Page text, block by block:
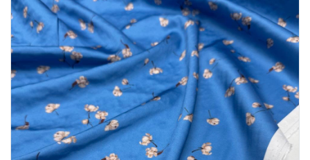
Ткани на мембране
Тренчевые
Трикотаж
Хлопок
Шелк
Шитьё